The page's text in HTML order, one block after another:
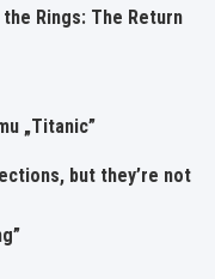
Rings: The Return
„Titanic”
but they’re not